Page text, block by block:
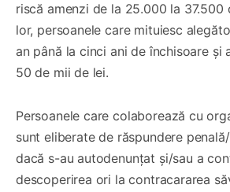
riscă amenzi de la 25.000 la 37.500
lor, persoanele care mituiesc
an până la cinci ani de închisoare și
50 de mii de lei.
Persoanele care colaborează cu
sunt eliberate de răspundere
dacă s-au autodenunțat și/sau a
descoperirea ori la contracararea